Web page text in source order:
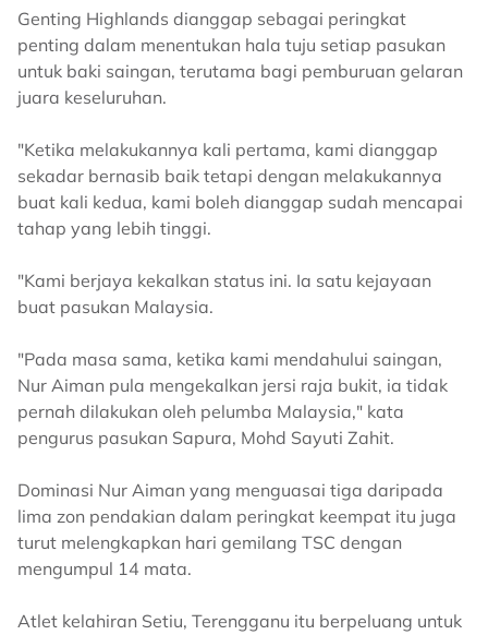
Genting Highlands dianggap sebagai peringkat
penting dalam menentukan hala tuju setiap pasukan
untuk baki saingan, terutama bagi pemburuan gelaran
juara keseluruhan.
"Ketika melakukannya kali pertama, kami dianggap
sekadar bernasib baik tetapi dengan melakukannya
buat kali kedua, kami boleh dianggap sudah mencapai
tahap yang lebih tinggi.
"Kami berjaya kekalkan status ini. Ia satu kejayaan
buat pasukan Malaysia.
"Pada masa sama, ketika kami mendahului saingan,
Nur Aiman pula mengekalkan jersi raja bukit, ia tidak
pernah dilakukan oleh pelumba Malaysia," kata
pengurus pasukan Sapura, Mohd Sayuti Zahit.
Dominasi Nur Aiman yang menguasai tiga daripada
lima zon pendakian dalam peringkat keempat itu juga
turut melengkapkan hari gemilang TSC dengan
mengumpul 14 mata.
Atlet kelahiran Setiu, Terengganu itu berpeluang untuk